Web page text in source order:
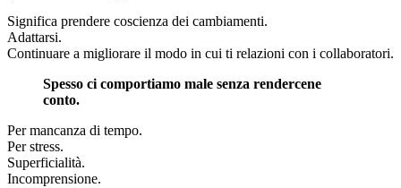
Significa prendere coscienza dei cambiamenti.
Adattarsi.
Continuare a migliorare il modo in cui ti relazioni con i collaboratori.
Spesso ci comportiamo male senza rendercene
conto.
Per mancanza di tempo.
Per stress.
Superficialità.
Incomprensione.